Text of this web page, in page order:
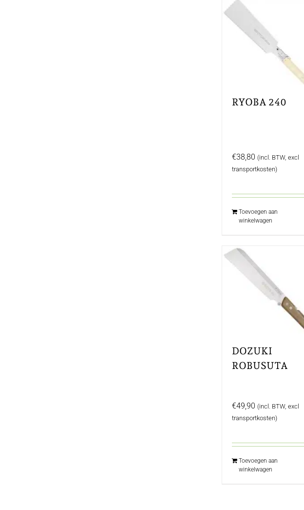
RYOBA 240
€38,80 (incl. BTW, excl
transportkosten)
Toevoegen aan
winkelwagen
DOZUKI
ROBUSUTA
€49,90 (incl. BTW, excl
transportkosten)
Toevoegen aan
winkelwagen